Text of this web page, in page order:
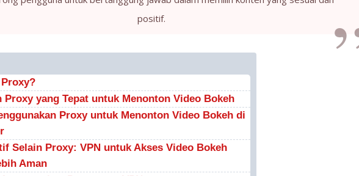
positif.
Proxy yang Tepat untuk Menonton Video Bokeh
Proxy untuk Menonton Video Bokeh di
Selain Proxy: VPN untuk Akses Video Bokeh
Aman